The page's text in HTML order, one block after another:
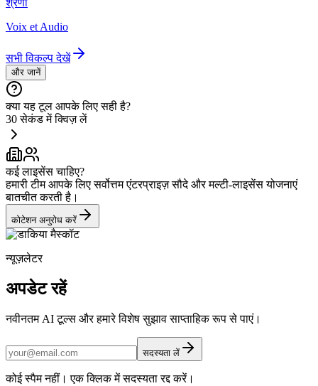
श्रेणी
Voix et Audio
सभी विकल्प देखें
और जानें
क्या यह टूल आपके लिए सही है?
30 सेकंड में क्विज़ लें
कई लाइसेंस चाहिए?
हमारी टीम आपके लिए सर्वोत्तम एंटरप्राइज़ सौदे और मल्टी-लाइसेंस योजनाएं
बातचीत करती है।
कोटेशन अनुरोध करें
न्यूज़लेटर
अपडेट रहें
नवीनतम AI टूल्स और हमारे विशेष सुझाव साप्ताहिक रूप से पाएं।
सदस्यता लें
कोई स्पैम नहीं। एक क्लिक में सदस्यता रद्द करें।